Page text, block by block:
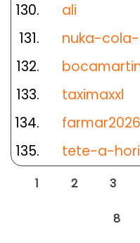
130.
ali
131.
nuka-
132.
133.
taximaxxl
134.
farmar2026
135.
tete-a-hori
1 2 3
8